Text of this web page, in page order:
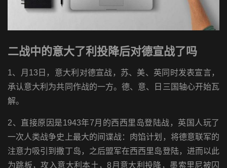
二战中的意大了利投降后对德宣战了吗
1、月13日，意大利对德宣战，苏、美、英同时发表宣言，
承认意大利为共同作战的一方。德、意、日三国轴心开始瓦
解。
2、直接原因是1943年7月的西西里岛登陆战，英国人玩了
一次人类战争史上最大的间谍战：肉馅计划，将德意联军的
注意力吸引到撒丁岛，之后盟军在西西里岛登陆，进而以此
为跳板，攻入意大利本土，8月意大利投降，墨索里尼被囚